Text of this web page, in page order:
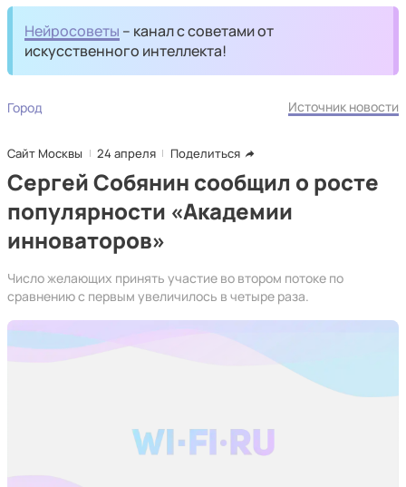
Нейросоветы – канал с советами от
искусственного интеллекта!
Город Источник новости
Сайт Москвы 24 апреля Поделиться
Сергей Собянин сообщил о росте
популярности «Академии
инноваторов»
Число желающих принять участие во втором потоке по
сравнению с первым увеличилось в четыре раза.